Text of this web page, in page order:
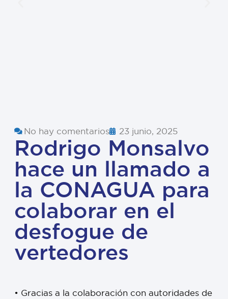
No hay comentarios 23 junio, 2025
Rodrigo Monsalvo
hace un llamado a
la CONAGUA para
colaborar en el
desfogue de
vertedores
• Gracias a la colaboración con autoridades de